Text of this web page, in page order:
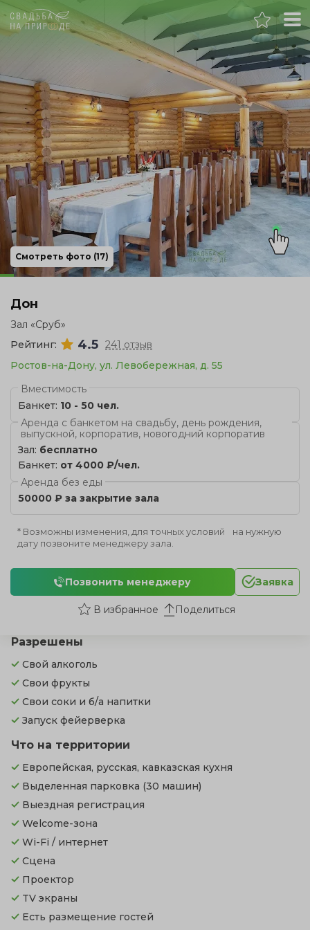
Ростов-на-Дону
Банкет
Свадьба
День рождения
Выпускной
Корпоратив
Смотреть фото (17)
Разрешены
Свой алкоголь
Свои фрукты
Свои соки и б/а напитки
Запуск фейерверка
Что на территории
Европейская, русская, кавказская кухня
Выделенная парковка (30 машин)
Выездная регистрация
Welcome-зона
Wi-Fi / интернет
Сцена
Проектор
TV экраны
Есть размещение гостей
Дон
Зал «Сруб»
Рейтинг:
4.5 241 отзыв
Ростов-на-Дону, ул. Левобережная, д. 55
Вместимость
Банкет: 10 - 50 чел.
Аренда с банкетом на свадьбу, день рождения,
выпускной, корпоратив, новогодний корпоратив
Зал: бесплатно
Банкет: от 4000 ₽/чел.
Аренда без еды
50000 ₽ за закрытие зала
* Возможны изменения, для точных условий на нужную
дату позвоните менеджеру зала.
Позвонить менеджеру Заявка
Поделиться